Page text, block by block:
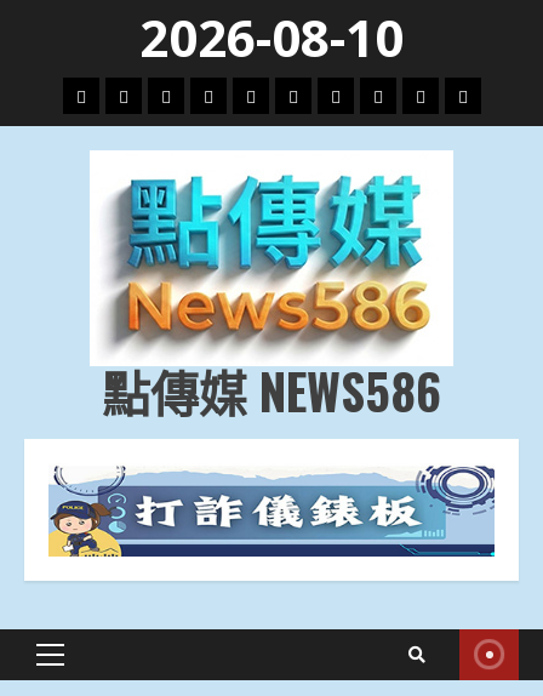
content
2026-08-10
頭
條
財
經
地
方.
會
文
教.
技
專
題
娛
樂
劇
政
治
國
際
運
動
生
活
點傳媒 NEWS586
Primary